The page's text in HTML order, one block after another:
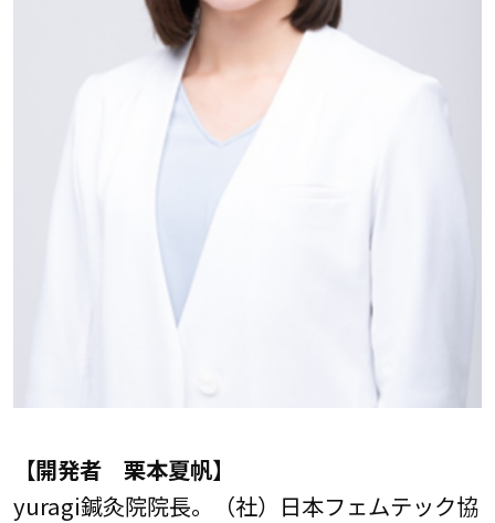
【開発者 栗本夏帆】
yuragi鍼灸院院長。（社）日本フェムテック協